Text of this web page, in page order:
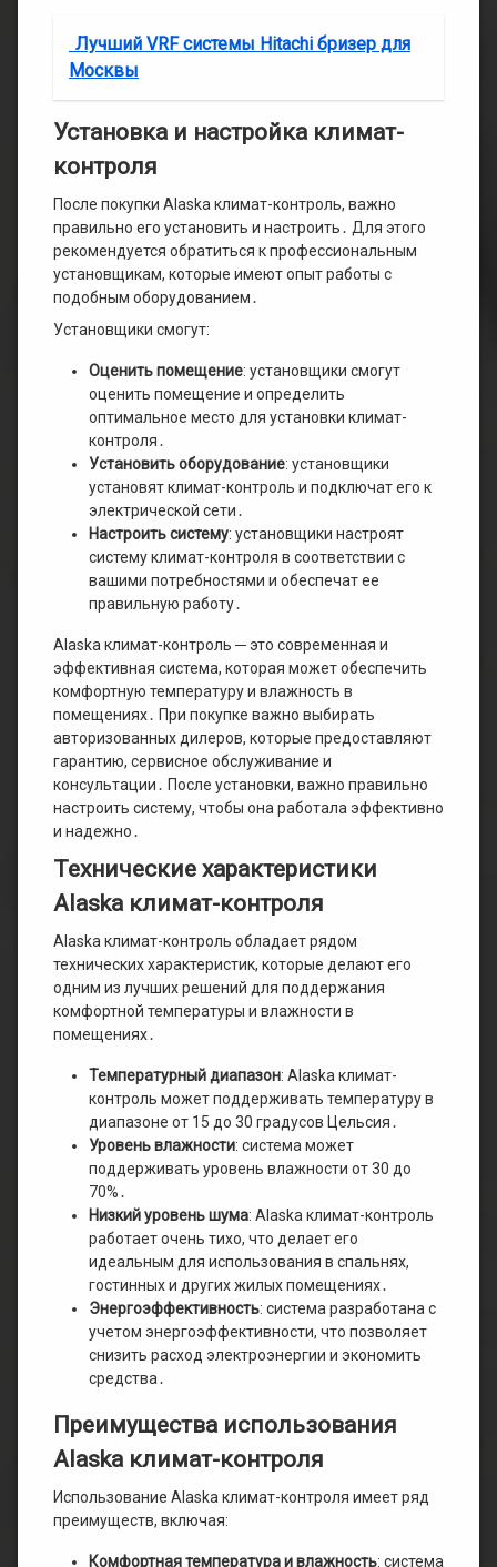
Лучший VRF системы Hitachi бризер для
Москвы
Установка и настройка климат-
контроля
После покупки Alaska климат-контроль, важно
правильно его установить и настроить․ Для этого
рекомендуется обратиться к профессиональным
установщикам, которые имеют опыт работы с
подобным оборудованием․
Установщики смогут:
Оценить помещение: установщики смогут
оценить помещение и определить
оптимальное место для установки климат-
контроля․
Установить оборудование: установщики
установят климат-контроль и подключат его к
электрической сети․
Настроить систему: установщики настроят
систему климат-контроля в соответствии с
вашими потребностями и обеспечат ее
правильную работу․
Alaska климат-контроль ─ это современная и
эффективная система, которая может обеспечить
комфортную температуру и влажность в
помещениях․ При покупке важно выбирать
авторизованных дилеров, которые предоставляют
гарантию, сервисное обслуживание и
консультации․ После установки, важно правильно
настроить систему, чтобы она работала эффективно
и надежно․
Технические характеристики
Alaska климат-контроля
Alaska климат-контроль обладает рядом
технических характеристик, которые делают его
одним из лучших решений для поддержания
комфортной температуры и влажности в
помещениях․
Температурный диапазон: Alaska климат-
контроль может поддерживать температуру в
диапазоне от 15 до 30 градусов Цельсия․
Уровень влажности: система может
поддерживать уровень влажности от 30 до
70%․
Низкий уровень шума: Alaska климат-контроль
работает очень тихо, что делает его
идеальным для использования в спальнях,
гостинных и других жилых помещениях․
Энергоэффективность: система разработана с
учетом энергоэффективности, что позволяет
снизить расход электроэнергии и экономить
средства․
Преимущества использования
Alaska климат-контроля
Использование Alaska климат-контроля имеет ряд
преимуществ, включая:
Комфортная температура и влажность: система